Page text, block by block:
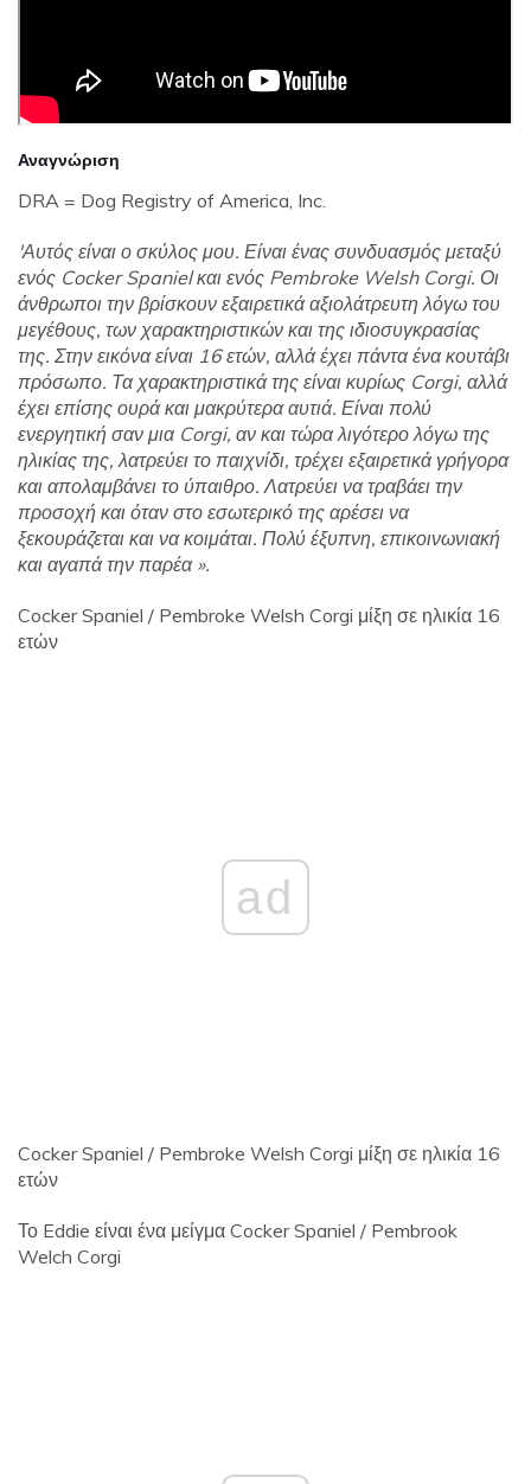
Αναγνώριση
DRA = Dog Registry of America, Inc.
'Αυτός είναι ο σκύλος μου. Είναι ένας συνδυασμός μεταξύ
ενός Cocker Spaniel και ενός Pembroke Welsh Corgi. Οι
άνθρωποι την βρίσκουν εξαιρετικά αξιολάτρευτη λόγω του
μεγέθους, των χαρακτηριστικών και της ιδιοσυγκρασίας
της. Στην εικόνα είναι 16 ετών, αλλά έχει πάντα ένα κουτάβι
πρόσωπο. Τα χαρακτηριστικά της είναι κυρίως Corgi, αλλά
έχει επίσης ουρά και μακρύτερα αυτιά. Είναι πολύ
ενεργητική σαν μια Corgi, αν και τώρα λιγότερο λόγω της
ηλικίας της, λατρεύει το παιχνίδι, τρέχει εξαιρετικά γρήγορα
και απολαμβάνει το ύπαιθρο. Λατρεύει να τραβάει την
προσοχή και όταν στο εσωτερικό της αρέσει να
ξεκουράζεται και να κοιμάται. Πολύ έξυπνη, επικοινωνιακή
και αγαπά την παρέα ».
Cocker Spaniel / Pembroke Welsh Corgi μίξη σε ηλικία 16
ετών
ad
Cocker Spaniel / Pembroke Welsh Corgi μίξη σε ηλικία 16
ετών
Το Eddie είναι ένα μείγμα Cocker Spaniel / Pembrook
Welch Corgi